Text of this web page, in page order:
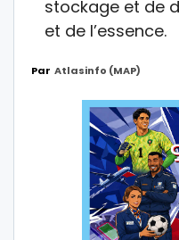
stockage et de
et de l’essence.
Par Atlasinfo (MAP)